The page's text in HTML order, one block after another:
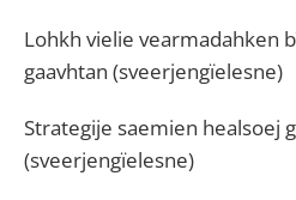
Lohkh vielie vearmadahken
gaavhtan (sveerjengïelesne)
Strategije saemien healsoej
(sveerjengïelesne)